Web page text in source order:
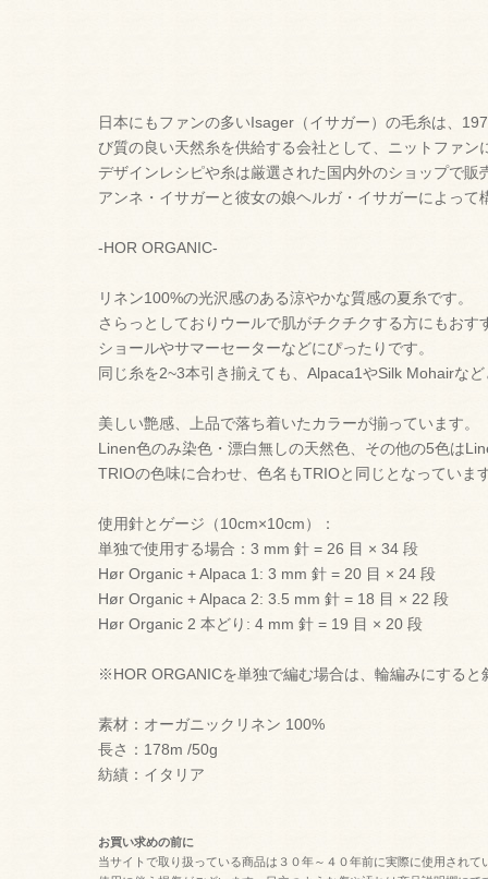
日本にもファンの多いIsager（イサガー）の毛糸は、
び質の良い天然糸を供給する会社として、ニットファン
デザインレシピや糸は厳選された国内外のショップで
アンネ・イサガーと彼女の娘ヘルガ・イサガーによって
-HOR ORGANIC-
リネン100%の光沢感のある涼やかな質感の夏糸です。
さらっとしておりウールで肌がチクチクする方にもおす
ショールやサマーセーターなどにぴったりです。
同じ糸を2~3本引き揃えても、Alpaca1やSilk Mohairな
美しい艶感、上品で落ち着いたカラーが揃っています。
Linen色のみ染色・漂白無しの天然色、その他の5色は
TRIOの色味に合わせ、色名もTRIOと同じとなっていま
使用針とゲージ（10cm×10cm）：
単独で使用する場合：3 mm 針 = 26 目 × 34 段
Hør Organic + Alpaca 1: 3 mm 針 = 20 目 × 24 段
Hør Organic + Alpaca 2: 3.5 mm 針 = 18 目 × 22 段
Hør Organic 2 本どり: 4 mm 針 = 19 目 × 20 段
※HOR ORGANICを単独で編む場合は、輪編みにする
素材：オーガニックリネン 100%
長さ：178m /50g
紡績：イタリア
お買い求めの前に
当サイトで取り扱っている商品は３０年～４０年前に実際に使用され